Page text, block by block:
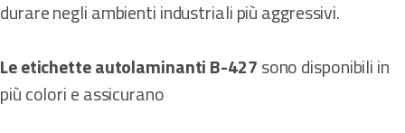
durare negli ambienti industriali più aggressivi.
Le etichette autolaminanti B-427sono disponibili in
più colori e assicurano